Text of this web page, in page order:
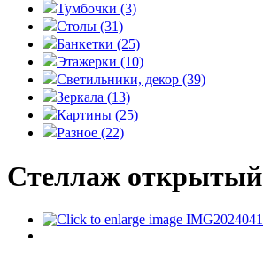
Тумбочки (3)
Столы (31)
Банкетки (25)
Этажерки (10)
Светильники, декор (39)
Зеркала (13)
Картины (25)
Разное (22)
Стеллаж открытый